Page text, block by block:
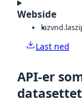
Webside
laz
Last ned
API-er
datasettet